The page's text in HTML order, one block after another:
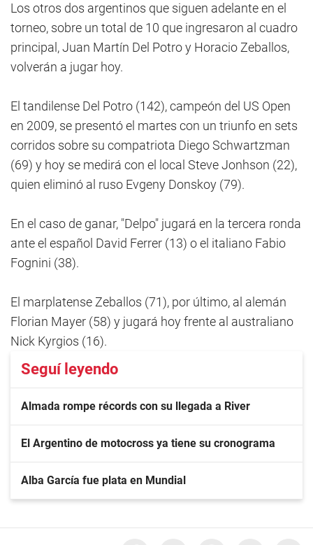
Los otros dos argentinos que siguen adelante en el
torneo, sobre un total de 10 que ingresaron al cuadro
principal, Juan Martín Del Potro y Horacio Zeballos,
volverán a jugar hoy.
El tandilense Del Potro (142), campeón del US Open
en 2009, se presentó el martes con un triunfo en sets
corridos sobre su compatriota Diego Schwartzman
(69) y hoy se medirá con el local Steve Jonhson (22),
quien eliminó al ruso Evgeny Donskoy (79).
En el caso de ganar, "Delpo" jugará en la tercera ronda
ante el español David Ferrer (13) o el italiano Fabio
Fognini (38).
El marplatense Zeballos (71), por último, al alemán
Florian Mayer (58) y jugará hoy frente al australiano
Nick Kyrgios (16).
Seguí leyendo
Almada rompe récords con su llegada a River
El Argentino de motocross ya tiene su cronograma
Alba García fue plata en Mundial